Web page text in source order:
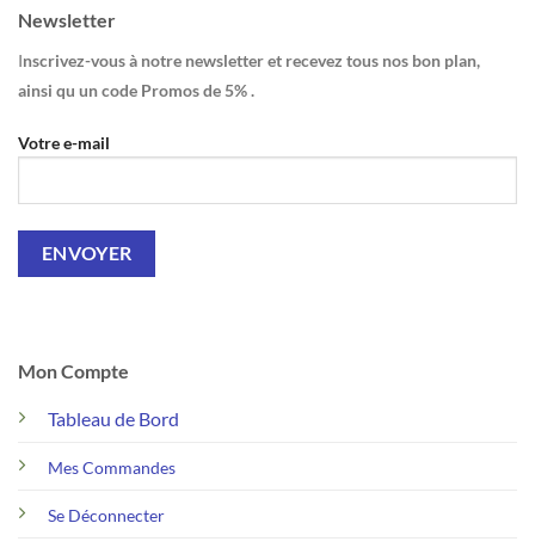
Mon Compte
Tableau de Bord
Mes Commandes
Se Déconnecter
Newsletter
Inscrivez-vous à notre newsletter et recevez tous nos bon plan,
ainsi qu un code Promos de 5% .
Votre e-mail